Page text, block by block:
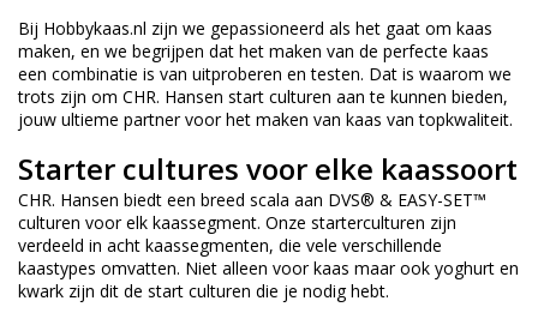
Bij Hobbykaas.nl zijn we gepassioneerd als het gaat om kaas
maken, en we begrijpen dat het maken van de perfecte kaas
een combinatie is van uitproberen en testen. Dat is waarom we
trots zijn om CHR. Hansen start culturen aan te kunnen bieden,
jouw ultieme partner voor het maken van kaas van topkwaliteit.
Starter cultures voor elke kaassoort
CHR. Hansen biedt een breed scala aan DVS® & EASY-SET™
culturen voor elk kaassegment. Onze starterculturen zijn
verdeeld in acht kaassegmenten, die vele verschillende
kaastypes omvatten. Niet alleen voor kaas maar ook yoghurt en
kwark zijn dit de start culturen die je nodig hebt.